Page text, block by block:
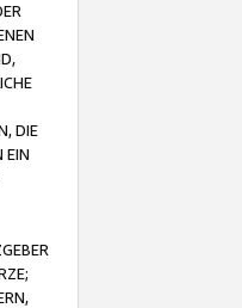
DIE
EIN